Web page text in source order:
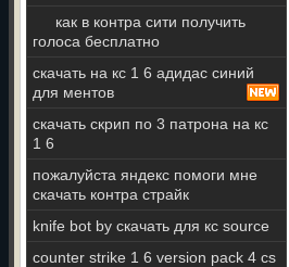
как в контра сити получить
голоса бесплатно
скачать на кс 1 6 адидас синий
для ментов
скачать скрип по 3 патрона на кс
1 6
пожалуйста яндекс помоги мне
скачать контра страйк
knife bot by скачать для кс source
counter strike 1 6 version pack 4 cs